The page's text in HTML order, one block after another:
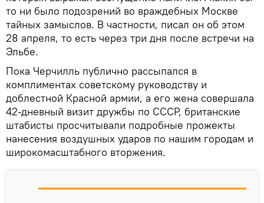
то ни было подозрений во враждебных Москве
тайных замыслов. В частности, писал он об этом
28 апреля, то есть через три дня после встречи на
Эльбе.
Пока Черчилль публично рассыпался в
комплиментах советскому руководству и
доблестной Красной армии, а его жена совершала
42-дневный визит дружбы по СССР, британские
штабисты просчитывали подробные прожекты
нанесения воздушных ударов по нашим городам и
широкомасштабного вторжения.